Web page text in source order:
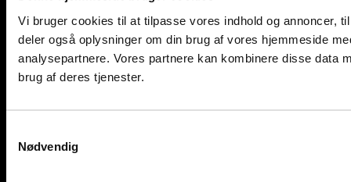
Vi bruger cookies til at tilpasse vores indhold og annoncer,
deler også oplysninger om din brug af vores hjemmeside
analysepartnere. Vores partnere kan kombinere disse data
brug af deres tjenester.
Nødvendig